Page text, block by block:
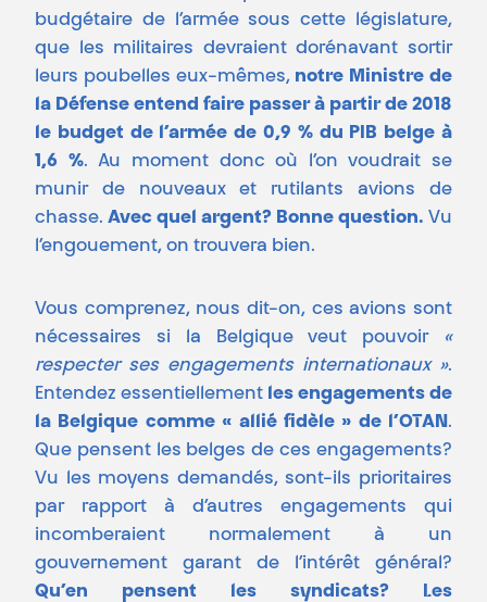
budgétaire de l’armée sous cette législature,
que les militaires devraient dorénavant sortir
leurs poubelles eux-mêmes, notre Ministre de
la Défense entend faire passer à partir de 2018
le budget de l’armée de 0,9 % du PIB belge à
1,6 %. Au moment donc où l’on voudrait se
munir de nouveaux et rutilants avions de
chasse. Avec quel argent? Bonne question. Vu
l’engouement, on trouvera bien.
Vous comprenez, nous dit-on, ces avions sont
nécessaires si la Belgique veut pouvoir
«
respecter ses engagements internationaux ».
Entendez essentiellement les engagements de
la Belgique comme « allié fidèle » de l’OTAN .
Que pensent les belges de ces engagements?
Vu les moyens demandés, sont-ils prioritaires
par rapport à d’autres engagements qui
incomberaient normalement à un
gouvernement garant de l’intérêt général?
Qu’en pensent les syndicats? Les